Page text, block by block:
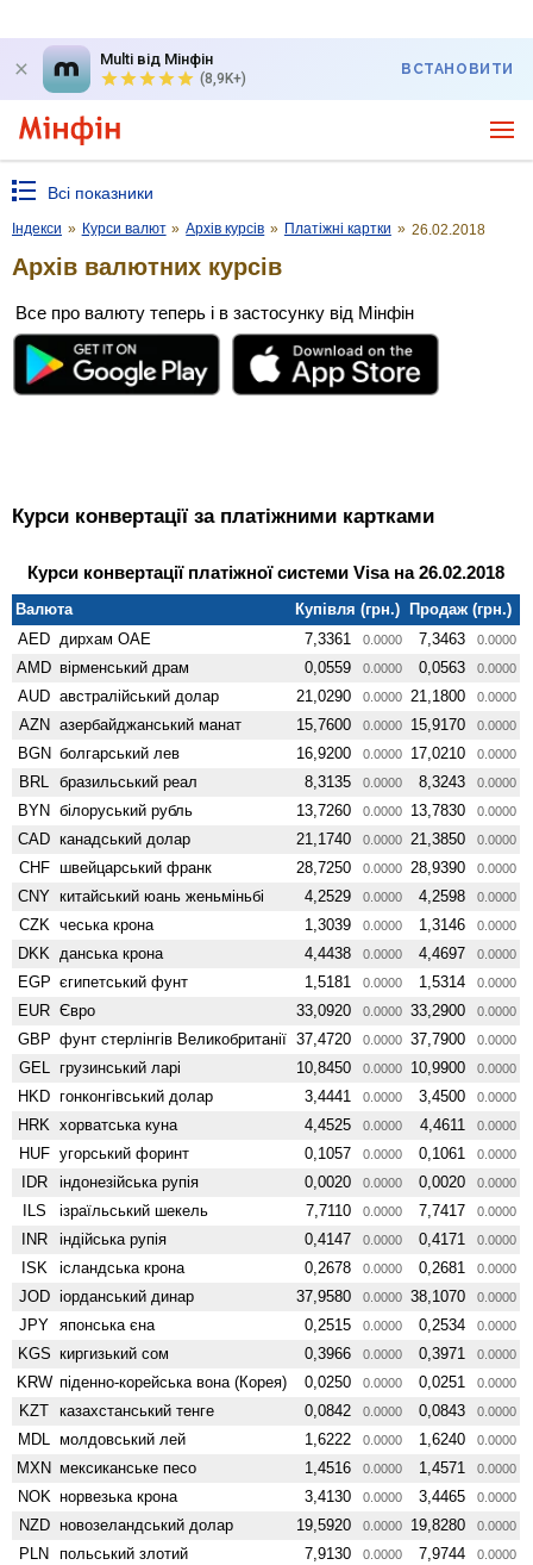
Multi від Мінфін
(8,9K+)
ВСТАНОВИТИ
Всі показники
Індекси » Курси валют » Архів курсів » Платіжні картки » 26.02.2018
Архів валютних курсів
Все про валюту теперь і в застосунку від Мінфін
Курси конвертації за платіжними картками
Курси конвертації платіжної системи Visa на 26.02.2018
Валюта Купівля (грн.)
Продаж (грн.)
AED дирхам ОАЕ 7,3361 0.0000 7,3463 0.0000
AMD вiрменський драм 0,0559 0.0000 0,0563 0.0000
AUD австралійський долар 21,0290 0.0000 21,1800 0.0000
AZN азербайджанський манат 15,7600 0.0000 15,9170 0.0000
BGN болгарський лев 16,9200 0.0000 17,0210 0.0000
BRL бразильський реал 8,3135 0.0000 8,3243 0.0000
BYN білоруський рубль 13,7260 0.0000 13,7830 0.0000
CAD канадський долар 21,1740 0.0000 21,3850 0.0000
CHF швейцарський франк 28,7250 0.0000 28,9390 0.0000
CNY китайський юань женьмiньбi 4,2529 0.0000 4,2598 0.0000
CZK чеська крона 1,3039 0.0000 1,3146 0.0000
DKK данська крона 4,4438 0.0000 4,4697 0.0000
EGP єгипетський фунт 1,5181 0.0000 1,5314 0.0000
EUR Євро 33,0920 0.0000 33,2900 0.0000
GBP фунт стерлінгів Велико­британії 37,4720 0.0000 37,7900 0.0000
GEL грузинський ларі 10,8450 0.0000 10,9900 0.0000
HKD гонконгівський долар 3,4441 0.0000 3,4500 0.0000
HRK хорватська куна 4,4525 0.0000 4,4611 0.0000
HUF угорський форинт 0,1057 0.0000 0,1061 0.0000
IDR індонезійська рупія 0,0020 0.0000 0,0020 0.0000
ILS ізраїльський шекель 7,7110 0.0000 7,7417 0.0000
INR індійська рупія 0,4147 0.0000 0,4171 0.0000
ISK ісландська крона 0,2678 0.0000 0,2681 0.0000
JOD іорданський динар 37,9580 0.0000 38,1070 0.0000
JPY японська єна 0,2515 0.0000 0,2534 0.0000
KGS киргизький сом 0,3966 0.0000 0,3971 0.0000
KRW піденно-корейська вона (Корея) 0,0250 0.0000 0,0251 0.0000
KZT казахстанський тенге 0,0842 0.0000 0,0843 0.0000
MDL молдовський лей 1,6222 0.0000 1,6240 0.0000
MXN мексиканське песо 1,4516 0.0000 1,4571 0.0000
NOK норвезька крона 3,4130 0.0000 3,4465 0.0000
NZD ново­зеландський долар 19,5920 0.0000 19,8280 0.0000
PLN польський злотий 7,9130 0.0000 7,9744 0.0000